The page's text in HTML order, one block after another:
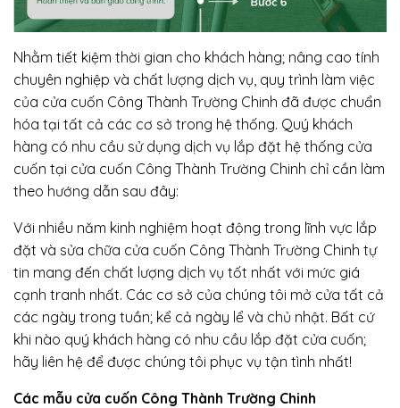
Nhằm tiết kiệm thời gian cho khách hàng; nâng cao tính
chuyên nghiệp và chất lượng dịch vụ, quy trình làm việc
của cửa cuốn Công Thành Trường Chinh đã được chuẩn
hóa tại tất cả các cơ sở trong hệ thống. Quý khách
hàng có nhu cầu sử dụng dịch vụ lắp đặt hệ thống cửa
cuốn tại cửa cuốn Công Thành Trường Chinh chỉ cần làm
theo hướng dẫn sau đây:
Với nhiều năm kinh nghiệm hoạt động trong lĩnh vực lắp
đặt và sửa chữa cửa cuốn Công Thành Trường Chinh tự
tin mang đến chất lượng dịch vụ tốt nhất với mức giá
cạnh tranh nhất. Các cơ sở của chúng tôi mở cửa tất cả
các ngày trong tuần; kể cả ngày lể và chủ nhật. Bất cứ
khi nào quý khách hàng có nhu cầu lắp đặt cửa cuốn;
hãy liên hệ để được chúng tôi phục vụ tận tình nhất!
Các mẫu cửa cuốn Công Thành Trường Chinh